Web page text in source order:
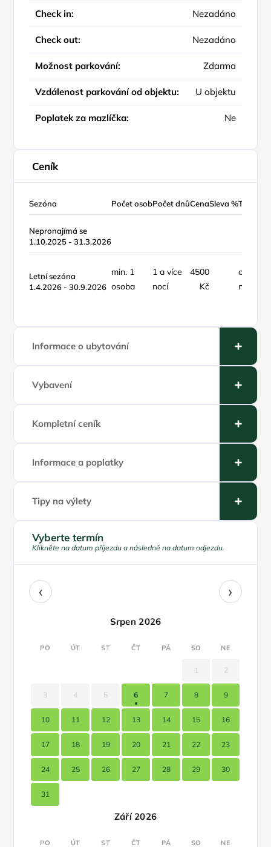
Check in: Nezadáno
Check out: Nezadáno
Možnost parkování: Zdarma
Vzdálenost parkování od objektu: U objektu
Poplatek za mazlíčka: Ne
Ceník
Sezóna Počet osobPočet dnůCenaSleva %Typ ceny
Nepronajímá se
1.10.2025 - 31.3.2026
Letní sezóna
1.4.2026 - 30.9.2026
min. 1
osoba
1 a více
nocí
4500
Kč
objekt /
noc
Informace o ubytování
Vybavení
Kompletní ceník
Informace a poplatky
Tipy na výlety
Vyberte termín
Klikněte na datum příjezdu a následně na datum odjezdu.
‹ ›
Srpen 2026
PO ÚT ST ČT PÁ SO NE
1 2
3 4 5 6 7 8 9
10 11 12 13 14 15 16
17 18 19 20 21 22 23
24 25 26 27 28 29 30
31
Září 2026
PO ÚT ST ČT PÁ SO NE